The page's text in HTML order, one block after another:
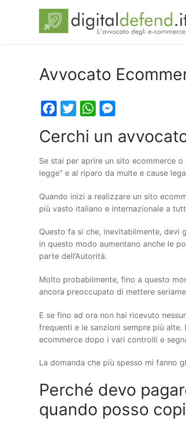
Avvocato
Facebook
TwitterWhatsApp
Cerchi un
Se stai per aprire un sito ecommerce
legge” e al riparo da multe e cause
Quando inizi a realizzare un sito
più vasto italiano e internazionale a
Questo fa si che, inevitabilmente,
in questo modo aumentano anche le
parte dell’Autorità.
Molto probabilmente, fino a questo
ancora preoccupato di mettere
E se fino ad ora non hai ricevuto
frequenti e le sanzioni sempre più
ecommerce dopo i vari controlli e
La domanda che più spesso mi fanno
Perché devo
quando posso